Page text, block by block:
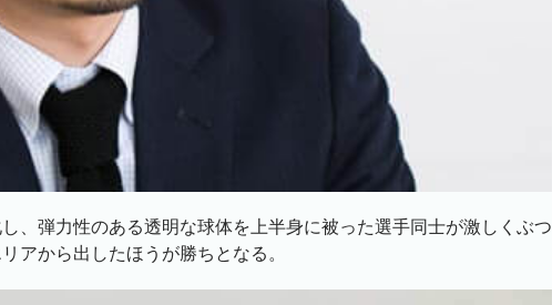
、弾力性のある透明な球体を上半身に被った選手同士が激しくぶつ
アから出したほうが勝ちとなる。